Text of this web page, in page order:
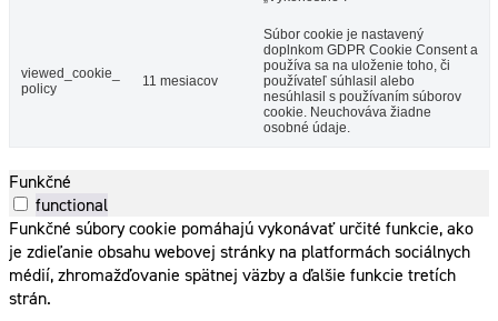
viewed_cookie_
policy
11 mesiacov
Súbor cookie je nastavený
doplnkom GDPR Cookie Consent a
používa sa na uloženie toho, či
používateľ súhlasil alebo
nesúhlasil s používaním súborov
cookie. Neuchováva žiadne
osobné údaje.
Funkčné
functional
Funkčné súbory cookie pomáhajú vykonávať určité funkcie, ako
je zdieľanie obsahu webovej stránky na platformách sociálnych
médií, zhromažďovanie spätnej väzby a ďalšie funkcie tretích
strán.